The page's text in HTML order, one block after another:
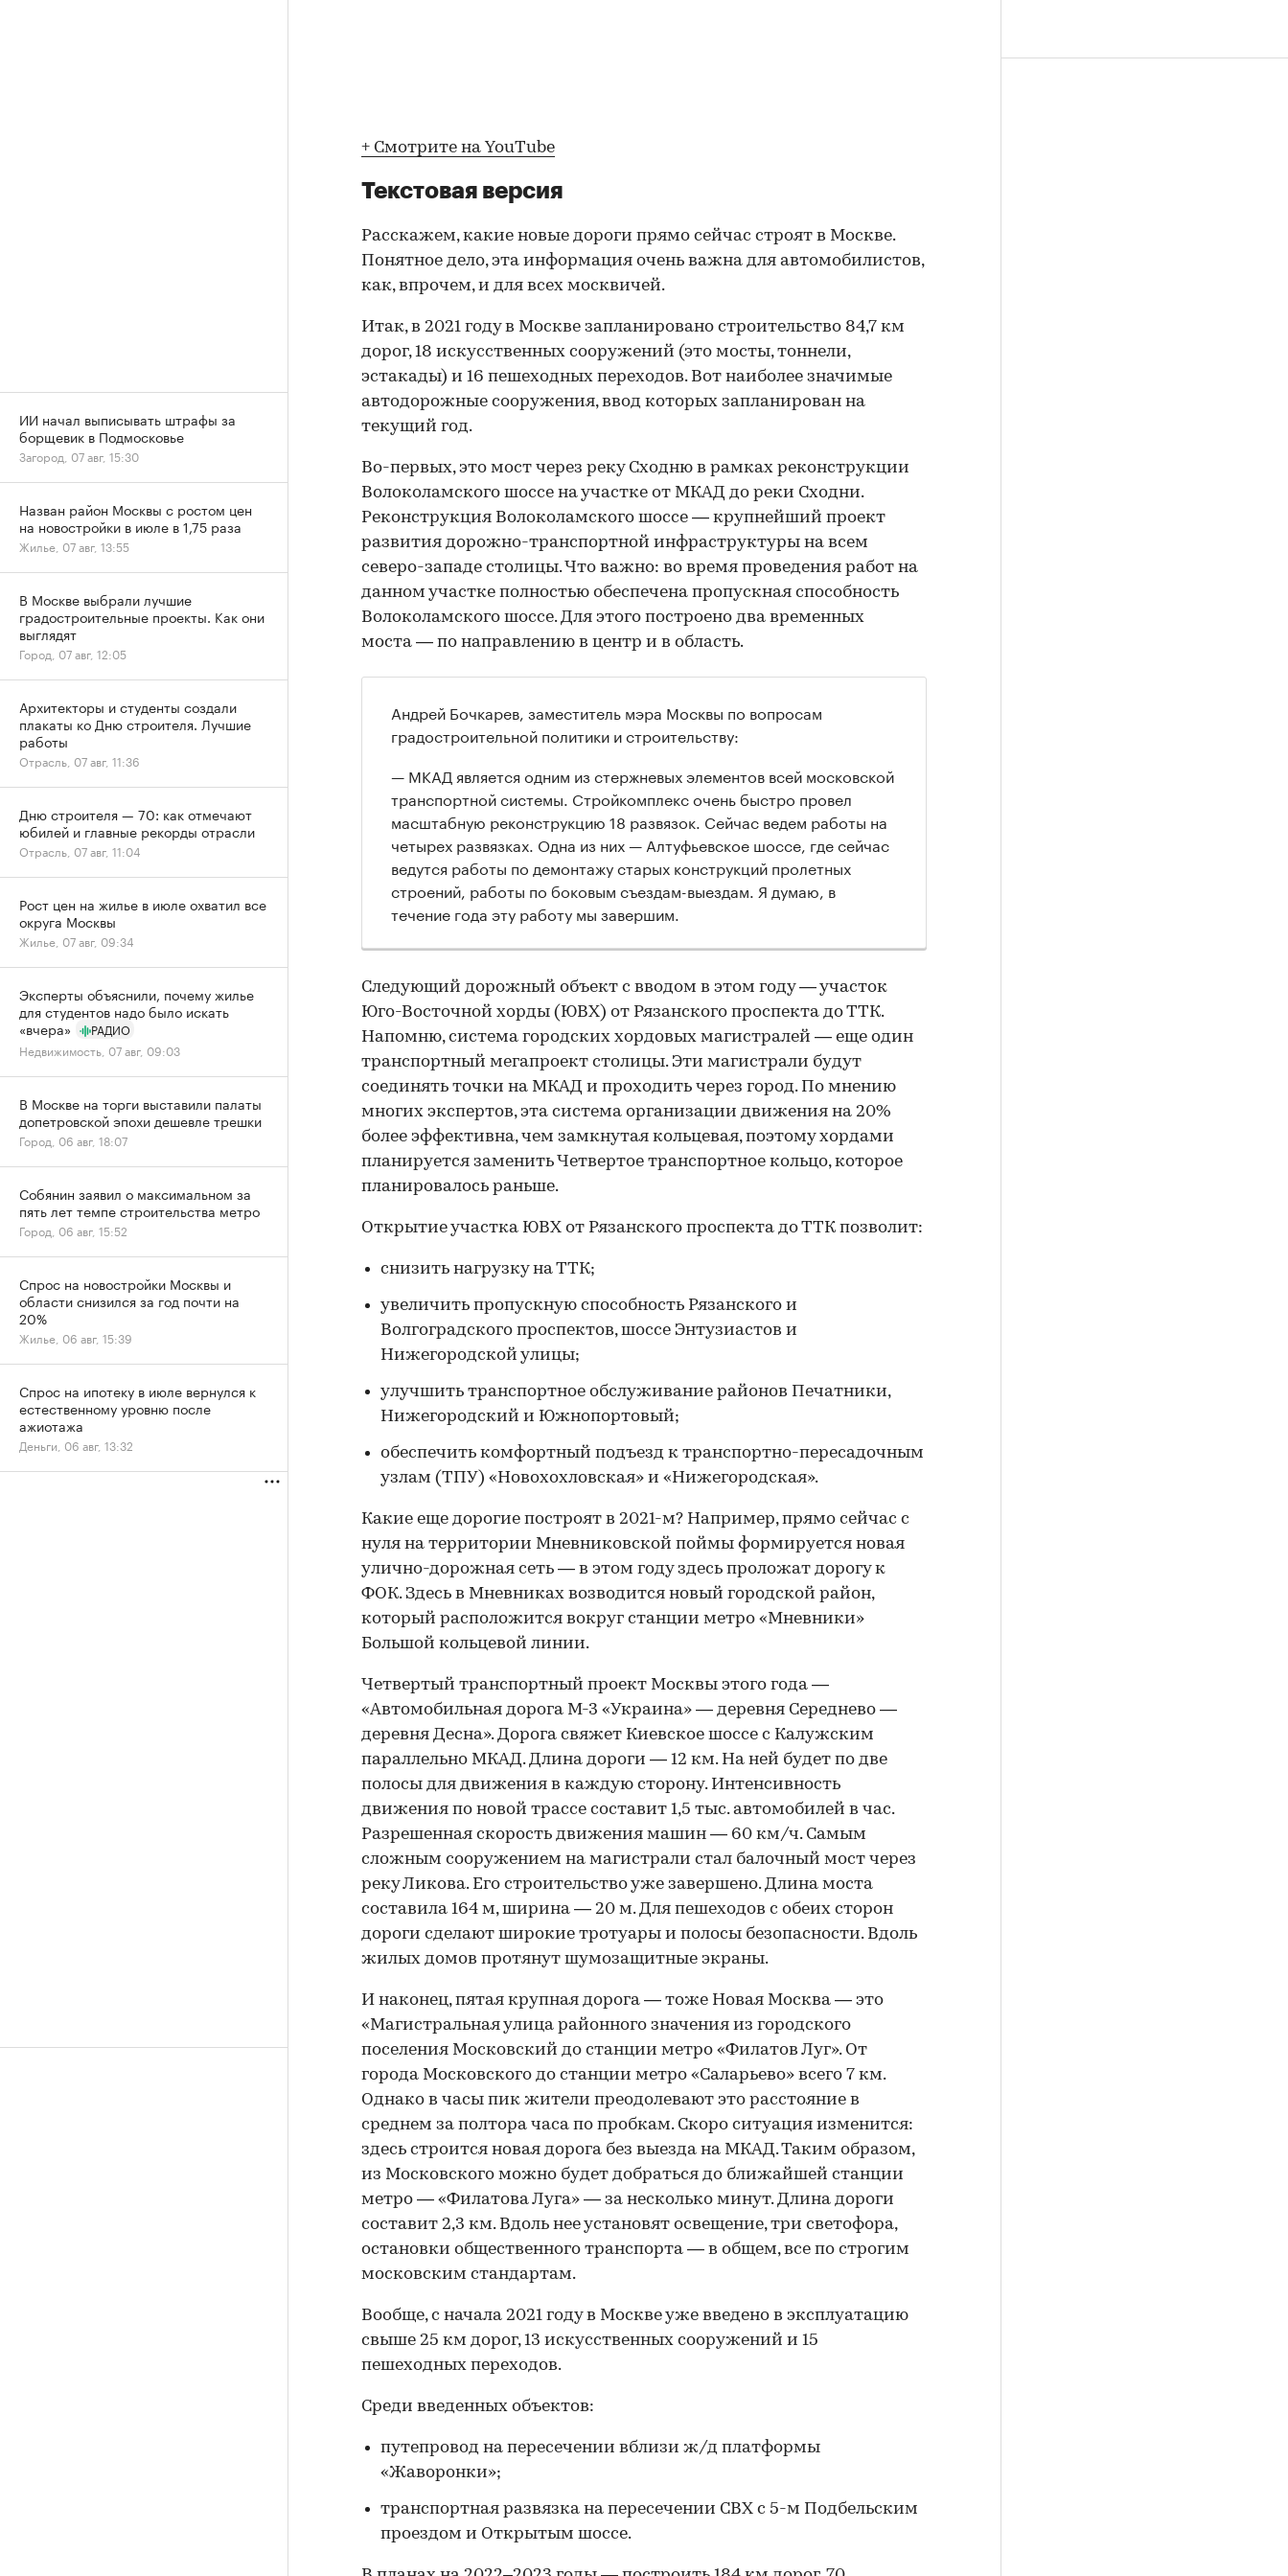
+ Смотрите на YouTube
Текстовая версия
Расскажем, какие новые дороги прямо сейчас строят в Москве.
Понятное дело, эта информация очень важна для автомобилистов,
как, впрочем, и для всех москвичей.
Итак, в 2021 году в Москве запланировано строительство 84,7 км
дорог, 18 искусственных сооружений (это мосты, тоннели,
эстакады) и 16 пешеходных переходов. Вот наиболее значимые
автодорожные сооружения, ввод которых запланирован на
текущий год.
Во-первых, это мост через реку Сходню в рамках реконструкции
Волоколамского шоссе на участке от МКАД до реки Сходни.
Реконструкция Волоколамского шоссе — крупнейший проект
развития дорожно-транспортной инфраструктуры на всем
северо-западе столицы. Что важно: во время проведения работ на
данном участке полностью обеспечена пропускная способность
Волоколамского шоссе. Для этого построено два временных
моста — по направлению в центр и в область.
Андрей Бочкарев, заместитель мэра Москвы по вопросам
градостроительной политики и строительству:
— МКАД является одним из стержневых элементов всей московской
транспортной системы. Стройкомплекс очень быстро провел
масштабную реконструкцию 18 развязок. Сейчас ведем работы на
четырех развязках. Одна из них — Алтуфьевское шоссе, где сейчас
ведутся работы по демонтажу старых конструкций пролетных
строений, работы по боковым съездам-выездам. Я думаю, в
течение года эту работу мы завершим.
Следующий дорожный объект с вводом в этом году — участок
Юго-Восточной хорды (ЮВХ) от Рязанского проспекта до ТТК.
Напомню, система городских хордовых магистралей — еще один
транспортный мегапроект столицы. Эти магистрали будут
соединять точки на МКАД и проходить через город. По мнению
многих экспертов, эта система организации движения на 20%
более эффективна, чем замкнутая кольцевая, поэтому хордами
планируется заменить Четвертое транспортное кольцо, которое
планировалось раньше.
Открытие участка ЮВХ от Рязанского проспекта до ТТК позволит:
снизить нагрузку на ТТК;
увеличить пропускную способность Рязанского и
Волгоградского проспектов, шоссе Энтузиастов и
Нижегородской улицы;
улучшить транспортное обслуживание районов Печатники,
Нижегородский и Южнопортовый;
обеспечить комфортный подъезд к транспортно-пересадочным
узлам (ТПУ) «Новохохловская» и «Нижегородская».
Какие еще дорогие построят в 2021-м? Например, прямо сейчас с
нуля на территории Мневниковской поймы формируется новая
улично-дорожная сеть — в этом году здесь проложат дорогу к
ФОК. Здесь в Мневниках возводится новый городской район,
который расположится вокруг станции метро «Мневники»
Большой кольцевой линии.
Четвертый транспортный проект Москвы этого года —
«Автомобильная дорога М-3 «Украина» — деревня Середнево —
деревня Десна». Дорога свяжет Киевское шоссе с Калужским
параллельно МКАД. Длина дороги — 12 км. На ней будет по две
полосы для движения в каждую сторону. Интенсивность
движения по новой трассе составит 1,5 тыс. автомобилей в час.
Разрешенная скорость движения машин — 60 км/ч. Самым
сложным сооружением на магистрали стал балочный мост через
реку Ликова. Его строительство уже завершено. Длина моста
составила 164 м, ширина — 20 м. Для пешеходов с обеих сторон
дороги сделают широкие тротуары и полосы безопасности. Вдоль
жилых домов протянут шумозащитные экраны.
И наконец, пятая крупная дорога — тоже Новая Москва — это
«Магистральная улица районного значения из городского
поселения Московский до станции метро «Филатов Луг». От
города Московского до станции метро «Саларьево» всего 7 км.
Однако в часы пик жители преодолевают это расстояние в
среднем за полтора часа по пробкам. Скоро ситуация изменится:
здесь строится новая дорога без выезда на МКАД. Таким образом,
из Московского можно будет добраться до ближайшей станции
метро — «Филатова Луга» — за несколько минут. Длина дороги
составит 2,3 км. Вдоль нее установят освещение, три светофора,
остановки общественного транспорта — в общем, все по строгим
московским стандартам.
Вообще, с начала 2021 году в Москве уже введено в эксплуатацию
свыше 25 км дорог, 13 искусственных сооружений и 15
пешеходных переходов.
Среди введенных объектов:
путепровод на пересечении вблизи ж/д платформы
«Жаворонки»;
транспортная развязка на пересечении СВХ с 5-м Подбельским
проездом и Открытым шоссе.
ИИ начал выписывать штрафы за
борщевик в Подмосковье
Загород, 07 авг, 15:30
Назван район Москвы с ростом цен
на новостройки в июле в 1,75 раза
Жилье, 07 авг, 13:55
В Москве выбрали лучшие
градостроительные проекты. Как они
выглядят
Город, 07 авг, 12:05
Архитекторы и студенты создали
плакаты ко Дню строителя. Лучшие
работы
Отрасль, 07 авг, 11:36
Дню строителя — 70: как отмечают
юбилей и главные рекорды отрасли
Отрасль, 07 авг, 11:04
Рост цен на жилье в июле охватил все
округа Москвы
Жилье, 07 авг, 09:34
Эксперты объяснили, почему жилье
для студентов надо было искать
«вчера»
РАДИО
Недвижимость, 07 авг, 09:03
В Москве на торги выставили палаты
допетровской эпохи дешевле трешки
Город, 06 авг, 18:07
Собянин заявил о максимальном за
пять лет темпе строительства метро
Город, 06 авг, 15:52
Спрос на новостройки Москвы и
области снизился за год почти на
20%
Жилье, 06 авг, 15:39
Спрос на ипотеку в июле вернулся к
естественному уровню после
ажиотажа
Деньги, 06 авг, 13:32